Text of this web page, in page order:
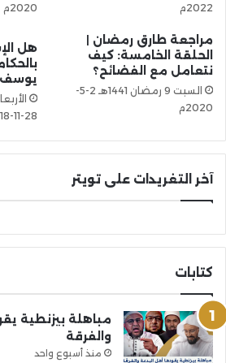
2022م
2020م
مراجعة طارق رمضان |
الحلقة الخامسة: كيف
نتعامل مع الفضائح؟
السبت 9 رمضان 1441هـ 2-5-
2020م
هل
يوسف
28-11-2018م
آخر التغريدات على تويتر
كتابات
مباهلة بيزنطية
والفرقة
منذ أسبوع واحد